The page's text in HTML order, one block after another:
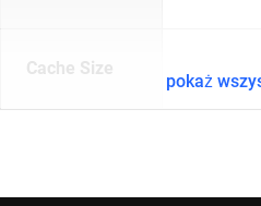
Cache Size
pokaż